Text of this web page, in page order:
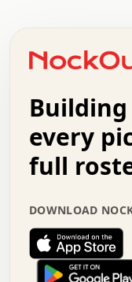
+   .   .   .
.   .   .   .
.   .   .   .
.   :   .   .   .
.   .   x   .
.   .   .   .   :
.   .   .   .   .
.   .   .   .   .
.   .   .   .   .
.   .   .   .
.   .   :   o
every
full
DOWNLOAD